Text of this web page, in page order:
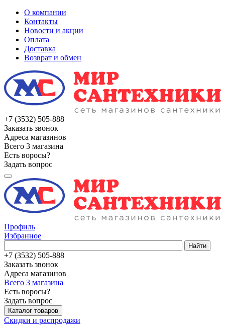
О компании
Контакты
Новости и акции
Оплата
Доставка
Возврат и обмен
+7 (3532) 505-888
Заказать звонок
Адреса магазинов
Всего 3 магазина
Есть воросы?
Задать вопрос
Профиль
Избранное
Найти
+7 (3532) 505-888
Заказать звонок
Адреса магазинов
Всего 3 магазина
Есть воросы?
Задать вопрос
Каталог товаров
Скидки и распродажи